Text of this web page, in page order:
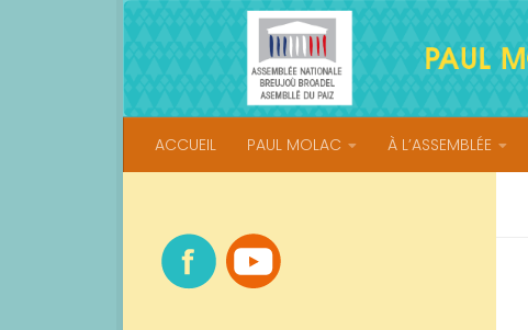
Skip to content
ACCUEIL PAUL MOLAC À L’ASSEMBLÉE